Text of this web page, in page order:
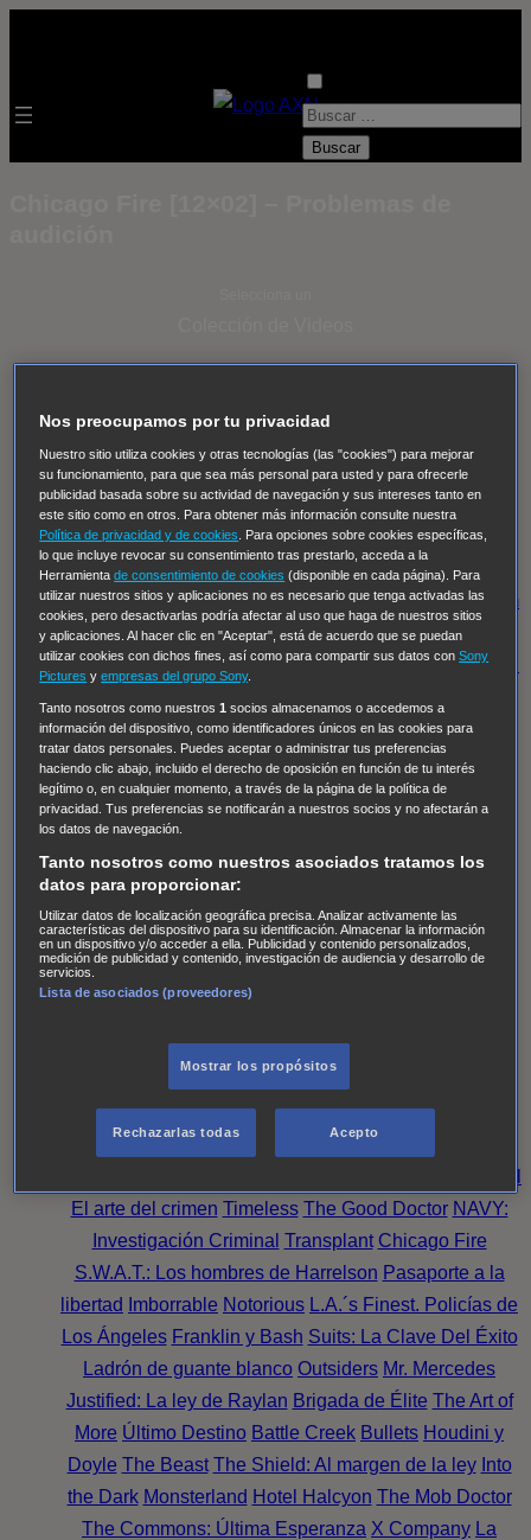
B
Thomas, el ojo del FBI Pan Am Dawson crece
Insomnia El Guardián The Blacklist Cinco en familia
Hudson & Rex Diez libras y un sueño Mr Loverman
Regreso al futuro III NUEVE CUERPOS Los últimos
caballeros Tormenta infinita Sing Street Cobra Kai
Tom
y Lola High Country Los casos de Susan Ryeland:
Moonflower Murders Twisted Metal Mentes Criminales:
Hailey Dean Without Sin: Libre de Culpa Morbius
NCIS: Nueva Orleans
Pandora En fuera de juego
The Shield: Al margen de la ley Duplicated Preacher
The Killing Kind
Chicago Fire Monarch Circuito cerradoAlert: Unidad
de personas desaparecidas
Ladrón de guante blanco Hannibal Daños y Perjuicios
AXN Masters of Sex Three PinesAccused CarterAlice
Nevers Crossing Lines
Magpie Murders Blindspot Coyote
Noche Wild Bill Mentes Criminales Candice Renoir
Annika
El arte del crimen Timeless The Good Doctor NAVY:
Investigación Criminal Transplant Chicago Fire
S.W.A.T.: Los hombres de Harrelson Pasaporte a la
libertad
Imborrable Notorious L.A.´s Finest. Policías de
Los Ángeles Franklin y Bash Suits: La Clave Del Éxito
Ladrón de guante blanco Outsiders Mr. Mercedes
Justified: La ley de Raylan Brigada de Élite The Art of
More Último Destino Battle Creek Bullets Houdini y
Doyle The Beast The Shield: Al margen de la ley Into
the Dark Monsterland Hotel Halcyon The Mob Doctor
The Commons: Última Esperanza X Company La
Nos preocupamos por tu privacidad
Nuestro sitio utiliza cookies y otras tecnologías (las "cookies") para mejorar
su funcionamiento, para que sea más personal para usted y para ofrecerle
publicidad basada sobre su actividad de navegación y sus intereses tanto en
este sitio como en otros. Para obtener más información consulte nuestra
Política de privacidad y de cookies
. Para opciones sobre cookies específicas,
lo que incluye revocar su consentimiento tras prestarlo, acceda a la
Herramientade consentimiento de cookies (disponible en cada página). Para
utilizar nuestros sitios y aplicaciones no es necesario que tenga activadas las
cookies, pero desactivarlas podría afectar al uso que haga de nuestros sitios
y aplicaciones. Al hacer clic en "Aceptar", está de acuerdo que se puedan
utilizar cookies con dichos fines, así como para compartir sus datos conSony
Pictures yempresas del grupo Sony.
Tanto nosotros como nuestros1 socios almacenamos o accedemos a
información del dispositivo, como identificadores únicos en las cookies para
tratar datos personales. Puedes aceptar o administrar tus preferencias
haciendo clic abajo, incluido el derecho de oposición en función de tu interés
legítimo o, en cualquier momento, a través de la página de la política de
privacidad. Tus preferencias se notificarán a nuestros socios y no afectarán a
los datos de navegación.
Tanto nosotros como nuestros asociados tratamos los
datos para proporcionar:
Utilizar datos de localización geográfica precisa. Analizar activamente las
características del dispositivo para su identificación. Almacenar la información
en un dispositivo y/o acceder a ella. Publicidad y contenido personalizados,
medición de publicidad y contenido, investigación de audiencia y desarrollo de
servicios.
Lista de asociados (proveedores)
Mostrar los propósitos
Rechazarlas todas Acepto